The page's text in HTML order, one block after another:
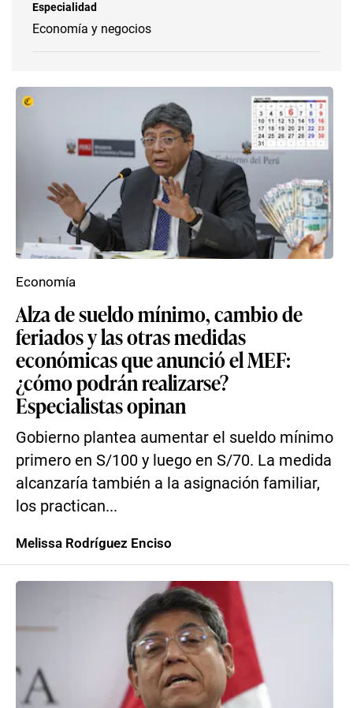
Especialidad
Economía y negocios
Alza de sueldo mínimo, cambio de
feriados y las otras medidas
económicas que anunció el MEF:
¿cómo podrán realizarse?
Especialistas opinan
Gobierno plantea aumentar el sueldo mínimo
primero en S/100 y luego en S/70. La medida
alcanzaría también a la asignación familiar,
los practican...
Economía
Melissa Rodríguez Enciso